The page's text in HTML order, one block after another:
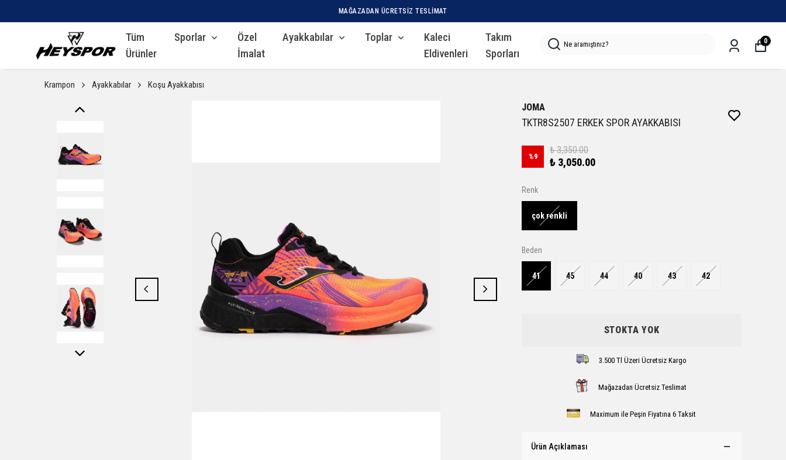
MAĞAZADAN ÜCRETSIZ TESLIMAT
Tüm
Ürünler
Sporlar
Özel
İmalat
Ayakkabılar Toplar
Kaleci
Eldivenleri
Takım
Sporları
0
Krampon Ayakkabılar Koşu Ayakkabısı
JOMA
TKTR8S2507 ERKEK SPOR AYAKKABISI
%9
₺ 3,350.00
₺ 3,050.00
Renk
çok renkli
Beden
41 45 44 40 43 42
STOKTA YOK
3.500 Tl Üzeri Ücretsiz Kargo
Mağazadan Ücretsiz Teslimat
Maximum ile Peşin Fiyatına 6 Taksit
Ürün Açıklaması